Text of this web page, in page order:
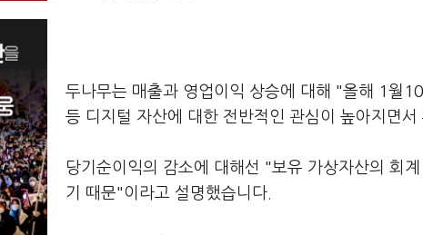
두나무는 매출과 영업이익 상승에 대해 "올해 1월
등 디지털 자산에 대한 전반적인 관심이 높아지면
당기순이익의 감소에 대해선 "보유 가상자산의 회
기 때문"이라고 설명했습니다.